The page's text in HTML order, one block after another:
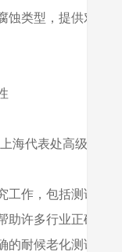
类型，提供对应
海代表处高级技
工作，包括测试标
许多行业正确认
耐候老化测试方